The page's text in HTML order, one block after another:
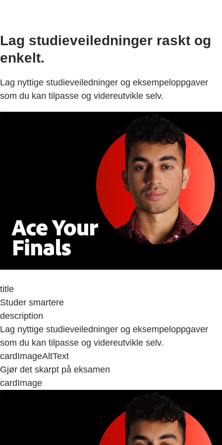
Lag studieveiledninger raskt og
enkelt.
Lag nyttige studieveiledninger og eksempeloppgaver
som du kan tilpasse og videreutvikle selv.
title
Studer smartere
description
Lag nyttige studieveiledninger og eksempeloppgaver
som du kan tilpasse og videreutvikle selv.
cardImageAltText
Gjør det skarpt på eksamen
cardImage